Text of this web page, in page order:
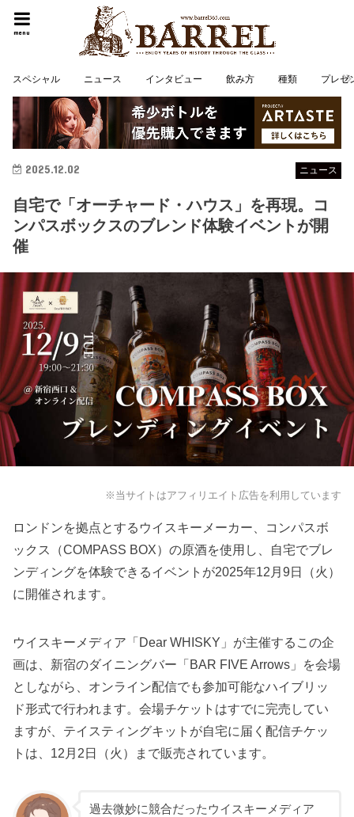
menu
スペシャル ニュース インタビュー 飲み方 種類 プレゼ
ニュース
2025.12.02
自宅で「オーチャード・ハウス」を再現。コ
ンパスボックスのブレンド体験イベントが開
催
※当サイトはアフィリエイト広告を利用しています
ロンドンを拠点とするウイスキーメーカー、コンパスボ
ックス（COMPASS BOX）の原酒を使用し、自宅でブレ
ンディングを体験できるイベントが2025年12月9日（火）
に開催されます。
ウイスキーメディア「Dear WHISKY」が主催するこの企
画は、新宿のダイニングバー「BAR FIVE Arrows」を会場
としながら、オンライン配信でも参加可能なハイブリッ
ド形式で行われます。会場チケットはすでに完売してい
ますが、テイスティングキットが自宅に届く配信チケッ
トは、12月2日（火）まで販売されています。
過去微妙に競合だったウイスキーメディア